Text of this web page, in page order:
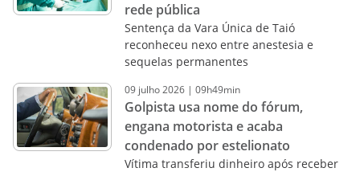
rede pública
Sentença da Vara Única de Taió
reconheceu nexo entre anestesia e
sequelas permanentes
09 julho2026 | 09h49min
Golpista usa nome do fórum,
engana motorista e acaba
condenado por estelionato
Vítima transferiu dinheiro após receber